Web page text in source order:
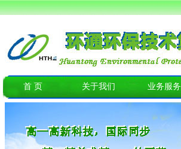
首 页 关于我们 业务服务